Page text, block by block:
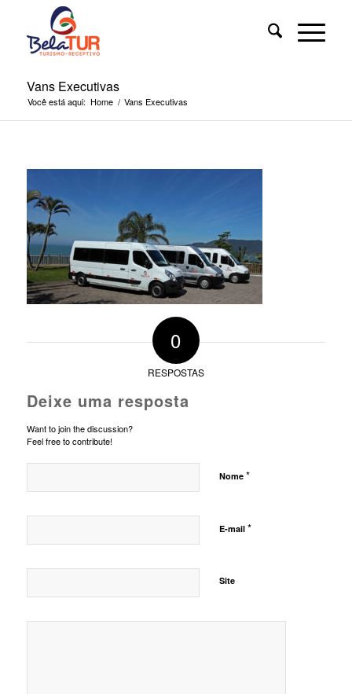
Vans Executivas
Você está aqui: Home / Vans Executivas
0
RESPOSTAS
Deixe uma resposta
Want to join the discussion?
Feel free to contribute!
Nome *
E-mail *
Site